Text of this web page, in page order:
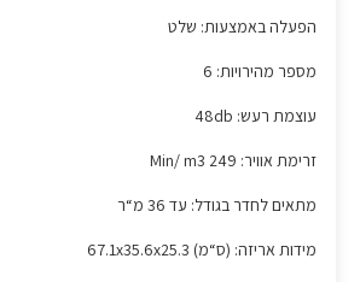
הפעלה באמצעות: שלט
מספר מהירויות: 6
עוצמת רעש: 48db
זרימת אוויר: Min/ m3 249
מתאים לחדר בגודל: עד 36 מ“ר
מידות אריזה: (ס“מ) 67.1x35.6x25.3